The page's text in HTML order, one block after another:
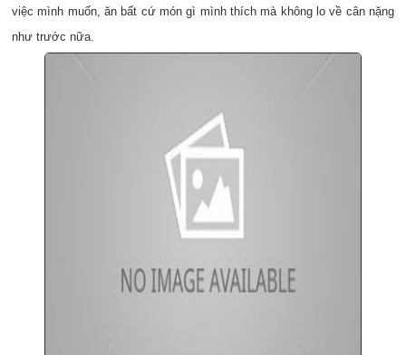
việc mình muốn, ăn bất cứ món gì mình thích mà không lo về cân nặng
như trước nữa.